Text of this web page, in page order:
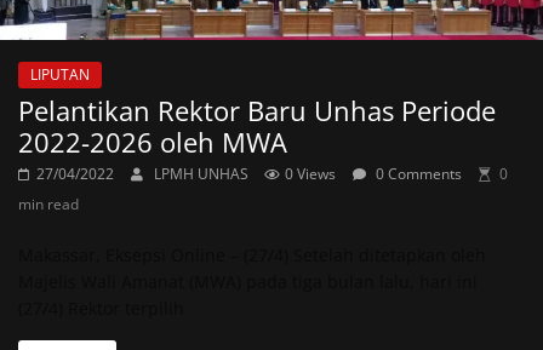
LIPUTAN
Pelantikan Rektor Baru Unhas Periode
2022-2026 oleh MWA
27/04/2022 LPMH UNHAS 0 Views 0 Comments
0
min read